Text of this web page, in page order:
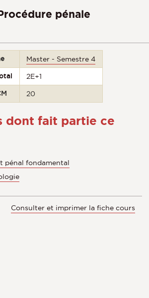
pénale
Master - Semestre 4
2E+1
20
dont fait partie ce
pénal fondamental
Consulter et imprimer la fiche cours